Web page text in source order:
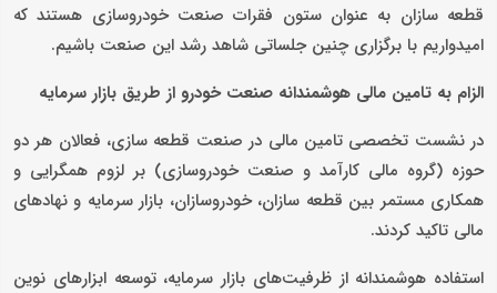
قطعه سازان به عنوان ستون فقرات صنعت خودروسازی هستند که
امیدواریم با برگزاری چنین جلساتی شاهد رشد این صنعت باشیم.
الزام به تامین مالی هوشمندانه صنعت خودرو از طریق بازار سرمایه
در نشست تخصصی تامین مالی در صنعت قطعه سازی، فعالان هر دو
حوزه (گروه مالی کارآمد و صنعت خودروسازی) بر لزوم همگرایی و
همکاری مستمر بین قطعه سازان، خودروسازان، بازار سرمایه و نهادهای
مالی تاکید کردند.
استفاده هوشمندانه از ظرفیت‌های بازار سرمایه، توسعه ابزارهای نوین